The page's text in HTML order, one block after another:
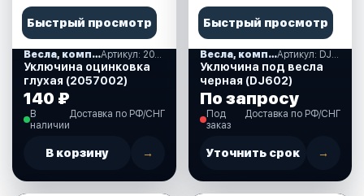
Быстрый просмотр
Весла, комплектующие
Уключина оцинковка
глухая (2057002)
140 ₽
В
наличии
Доставка по РФ/СНГ
В корзину →
Быстрый просмотр
Весла, комплектующие
Уключина под весла
черная (DJ602)
По запросу
Под
заказ
Доставка по РФ/СНГ
Уточнить срок →